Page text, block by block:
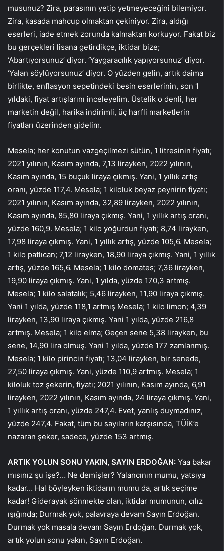
musunuz? Zira, parasının yetip yetmeyeceğini bilemiyor.
Zira, kasada mahcup olmaktan çekiniyor. Zira, aldığı
eserleri, iade etmek zorunda kalmaktan korkuyor. Fakat biz
bu gerçekleri lisana getirdikçe, iktidar bize;
‘Abartıyorsunuz’ diyor. ‘Yaygaracılık yapıyorsunuz’ diyor.
‘Yalan söylüyorsunuz’ diyor. O yüzden gelin, artık daima
birlikte, enflasyon sepetindeki besin eserlerinin, son 1
yıldaki, fiyat artışlarını inceleyelim. Üstelik o denli, her
marketin değil, harika indirimli, üç harfli marketlerin
fiyatları üzerinden gidelim.
Mesela; her konutun vazgeçilmezi sütün, 1 litresinin fiyatı;
2021 yılının, Kasım ayında, 7,13 lirayken, 2022 yılının,
Kasım ayında, 15 buçuk liraya çıkmış. Yani, 1 yıllık artış
oranı, yüzde 117,4. Mesela; 1 kiloluk beyaz peynirin fiyatı;
2021 yılının, Kasım ayında, 32,89 lirayken, 2022 yılının,
Kasım ayında, 85,80 liraya çıkmış. Yani, 1 yıllık artış oranı,
yüzde 160,9. Mesela; 1 kilo yoğurdun fiyatı; 8,74 lirayken,
17,98 liraya çıkmış. Yani, 1 yıllık artış, yüzde 105,6. Mesela;
1 kilo patlıcan; 7,12 lirayken, 18,90 liraya çıkmış. Yani, 1 yıllık
artış, yüzde 165,6. Mesela; 1 kilo domates; 7,36 lirayken,
19,90 liraya çıkmış. Yani, 1 yılda, yüzde 170,3 artmış.
Mesela; 1 kilo salatalık; 5,46 lirayken, 11,90 liraya çıkmış.
Yani 1 yılda, yüzde 118,1 artmış Mesela; 1 kilo limon; 4,39
lirayken, 13,90 liraya çıkmış. Yani 1 yılda, yüzde 216,8
artmış. Mesela; 1 kilo elma; Geçen sene 5,38 lirayken, bu
sene, 14,90 lira olmuş. Yani 1 yılda, yüzde 177 zamlanmış.
Mesela; 1 kilo pirincin fiyatı; 13,04 lirayken, bir senede,
27,50 liraya çıkmış. Yani, yüzde 110,9 artmış. Mesela; 1
kiloluk toz şekerin, fiyatı; 2021 yılının, Kasım ayında, 6,91
lirayken, 2022 yılının, Kasım ayında, 24 liraya çıkmış. Yani,
1 yıllık artış oranı, yüzde 247,4. Evet, yanlış duymadınız,
yüzde 247,4. Fakat, tüm bu sayıların karşısında, TÜİK’e
nazaran şeker, sadece, yüzde 153 artmış.
ARTIK YOLUN SONU YAKIN, SAYIN ERDOĞAN: Yaa bakar
mısınız şu işe?… Ne demişler? Yalancının mumu, yatsıya
kadar… Hal böyleyken iktidarın mumu da, artık seçime
kadar! Giderayak sönmekte olan, iktidar mumunun, cılız
ışığında; Durmak yok, palavraya devam Sayın Erdoğan.
Durmak yok masala devam Sayın Erdoğan. Durmak yok,
artık yolun sonu yakın, Sayın Erdoğan.